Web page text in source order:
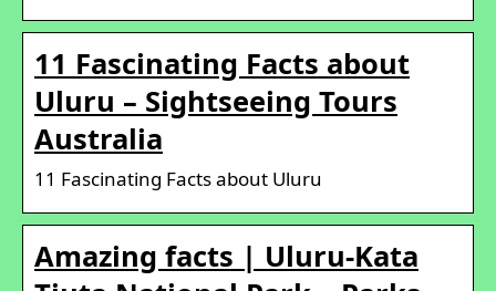
11 Fascinating Facts about
Uluru – Sightseeing Tours
Australia
11 Fascinating Facts about Uluru
Amazing facts | Uluru-Kata